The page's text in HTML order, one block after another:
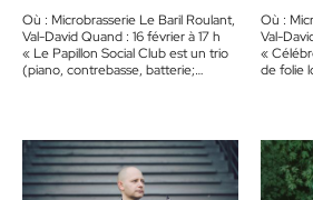
Où : Microbrasserie Le Baril Roulant,
Val-David Quand : 16 février à 17 h
« Le Papillon Social Club est un trio
(piano, contrebasse, batterie;
Où :
Val-
«
de folie